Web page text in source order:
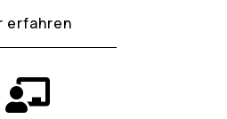
erfahren